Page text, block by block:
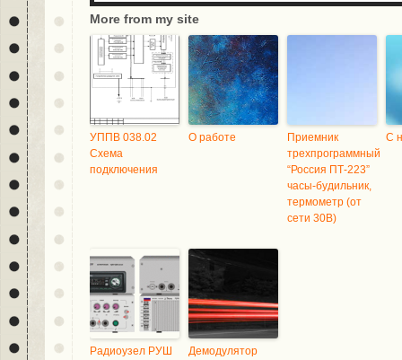
More from my site
УППВ 038.02
Схема
подключения
О работе
Приемник
трехпрограммный
“Россия ПТ-223”
часы-будильник,
термометр (от
сети 30В)
С
Радиоузел РУШ
Демодулятор